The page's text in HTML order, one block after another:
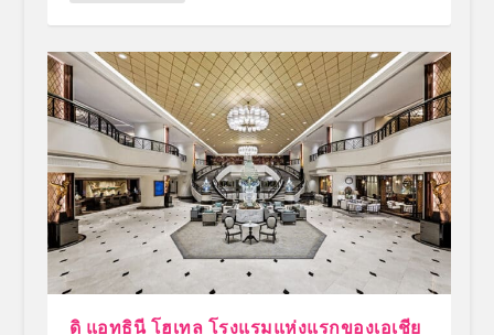
ดิ แอทธินี โฮเทล โรงแรมแห่งแรกของเอเชีย